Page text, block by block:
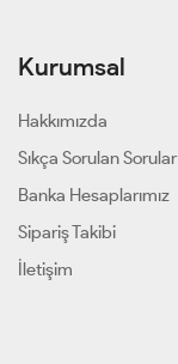
Kurumsal
Hakkımızda
Sıkça Sorulan Sorular
Banka Hesaplarımız
Sipariş Takibi
İletişim